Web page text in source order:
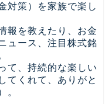
対策）を家族で楽し
報を教えたり、お金
ュース、注目株式銘
て、持続的な楽しい
てくれて、ありがと
。